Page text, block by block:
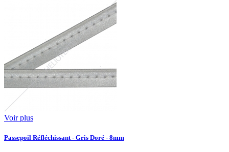
Voir plus
Passepoil Réfléchissant - Gris Doré - 8mm